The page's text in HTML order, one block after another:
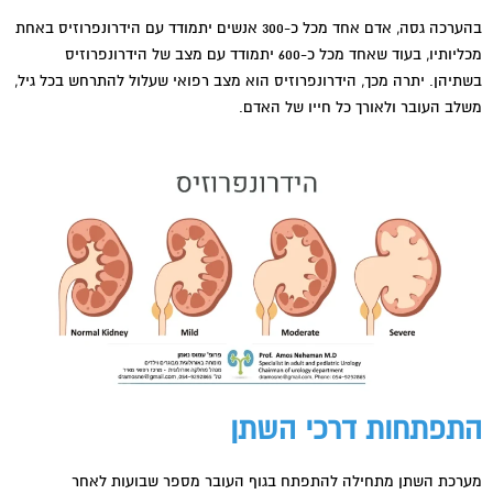
בהערכה גסה, אדם אחד מכל כ-300 אנשים יתמודד עם הידרונפרוזיס באחת
מכליותיו, בעוד שאחד מכל כ-600 יתמודד עם מצב של הידרונפרוזיס
בשתיהן. יתרה מכך, הידרונפרוזיס הוא מצב רפואי שעלול להתרחש בכל גיל,
משלב העובר ולאורך כל חייו של האדם.
התפתחות דרכי השתן
מערכת השתן מתחילה להתפתח בגוף העובר מספר שבועות לאחר